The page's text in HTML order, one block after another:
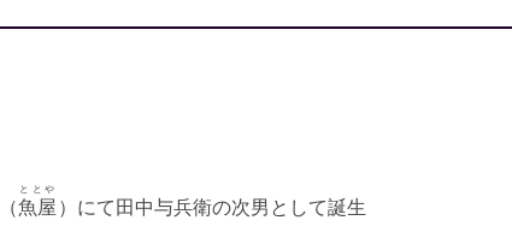
魚屋
ととや
）にて田中与兵衛の次男として誕生